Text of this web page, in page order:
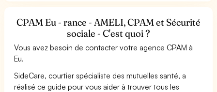
CPAM Eu - rance - AMELI, CPAM et Sécurité
sociale - C'est quoi ?
Vous avez besoin de contacter votre agence CPAM à
Eu.
SideCare, courtier spécialiste des mutuelles santé, a
réalisé ce guide pour vous aider à trouver tous les